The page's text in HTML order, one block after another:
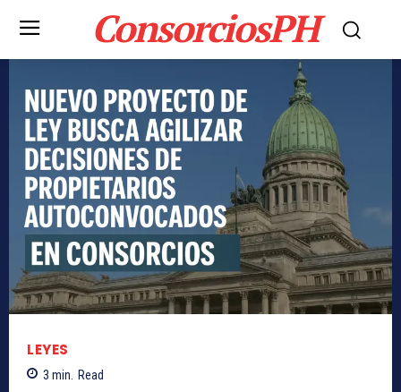
ConsorciosPH
LEYES
3 min. Read